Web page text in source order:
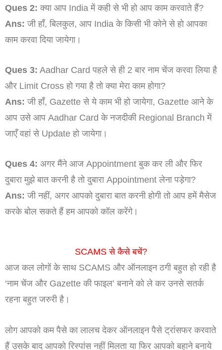
Ques 2: क्या आप India में कही से भी हो आप काम करवाते हैं?
Ans: जी हाँ, बिलकुल, आप India के किसी भी कोने से हो आपका
काम करवा दिया जायेगा।
Ques 3: Aadhar Card पहले से ही 2 बार नाम चेंज करवा लिया है
और Limit Cross हो गया है तो क्या मेरा काम होगा?
Ans: जी हाँ, Gazette से ये काम भी हो जायेगा, Gazette आने के
आप उसे आप Aadhar Card के नजदीकी Regional Branch में
जाएँ वहां से Update हो जायेगा।
Ques 4: अगर मैंने आज Appointment बुक कर ली और फिर
दुबारा मुझे बात करनी है तो दुबारा Appointment लेना पड़ेगा?
Ans: जी नहीं, अगर आपको दुबारा बात करनी होगी तो आप हमें मैसेज
करके बोल सकते हैं हम आपको कॉल करेंगे।
SCAMS से कैसे बचें?
आज कल लोगों के साथ SCAMS और ऑनलाइन ठगी बहुत हो रही है
‘नाम चेंज और Gazette की फाइल’ बनाने को ले कर उनसे सतर्क
रहना बहुत जरुरी है।
लोग आपको कम पैसे का लालच देकर ऑनलाइन पैसे ट्रांसफर करवाते
हैं उसके बाद आपको रिस्पांस नहीं मिलता या फिर आपको बहाने बनाये